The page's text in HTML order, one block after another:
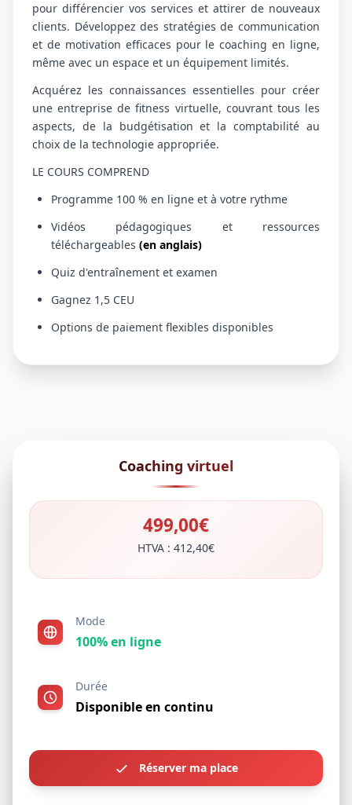
pour différencier vos services et attirer de nouveaux
clients. Développez des stratégies de communication
et de motivation efficaces pour le coaching en ligne,
même avec un espace et un équipement limités.
Acquérez les connaissances essentielles pour créer
une entreprise de fitness virtuelle, couvrant tous les
aspects, de la budgétisation et la comptabilité au
choix de la technologie appropriée.
LE COURS COMPREND
Programme 100 % en ligne et à votre rythme
Vidéos pédagogiques et ressources
téléchargeables (en anglais)
Quiz d'entraînement et examen
Gagnez 1,5 CEU
Options de paiement flexibles disponibles
Coaching virtuel
499,00€
HTVA : 412,40€
Mode
100% en ligne
Durée
Disponible en continu
Réserver ma place